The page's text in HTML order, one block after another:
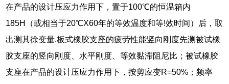
在产品的设计压应力作用下，置于100℃的恒温箱内
185H（或相当于20℃X60年的等效温度和等!效时间）后，取
出测其徐变量.板式橡胶支座的疲劳性能竖向刚度先测被试橡
胶支座的竖向刚度、水平刚度、等效黏滞阻尼比；被试橡胶
支座在产品的设计压应力作用下，按剪应变R=50%；频率